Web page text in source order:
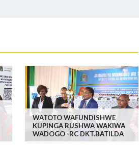
WATOTO WAFUNDISHWE
KUPINGA RUSHWA WAKIWA
WADOGO -RC DKT.BATILDA